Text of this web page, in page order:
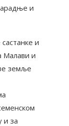
и
и
Малави и
земље
и за